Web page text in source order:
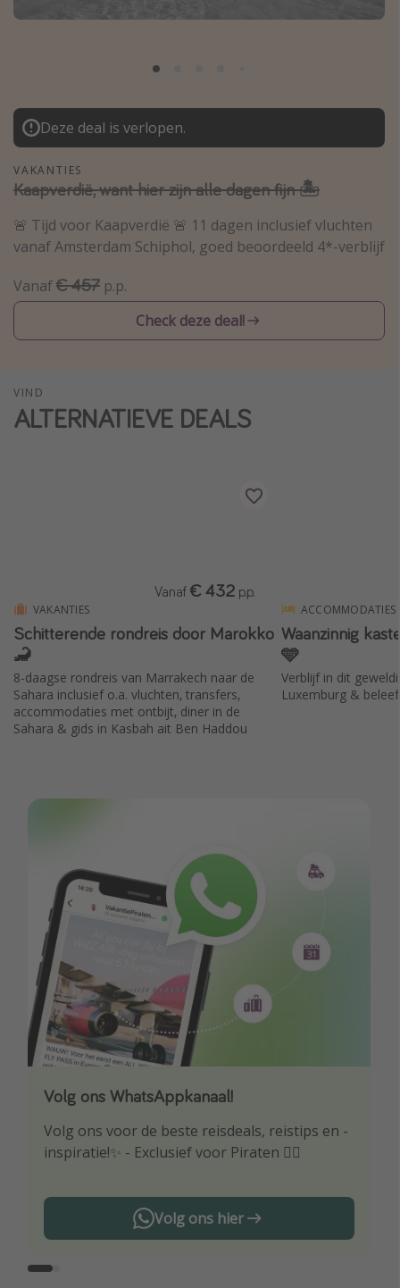
Thailand
Madeira
Egypte
Bali
Type vakantie
Overzicht
Weekendje weg
Autoverhuur
Vroegboeker
Vakantieparken
Single reizen
25 beste pretparken
Beste keukens ter wereld
Center Parcs
Disneyland Parijs
Strandvakantie in Italië
All inclusive vakantie in Griekenland
Deze deal is verlopen.
VAKANTIES
Kaapverdië, want hier zijn alle dagen fijn 🏝
🚨 Tijd voor Kaapverdië 🚨 11 dagen inclusief vluchten
vanaf Amsterdam Schiphol, goed beoordeeld 4*-verblijf
Vanaf€ 457 p.p.
Check deze deal!
VIND
ALTERNATIEVE DEALS
VAKANTIES
Schitterende rondreis door Marokko
🦂
8-daagse rondreis van Marrakech naar de
Sahara inclusief o.a. vluchten, transfers,
accommodaties met ontbijt, diner in de
Sahara & gids in Kasbah ait Ben Haddou
Vanaf € 432 p.p.
ACCOMMODATIES
Waanzinnig
🩵
Verblijf in dit
Luxemburg &
Volg ons WhatsAppkanaal!
Volg ons voor de beste reisdeals, reistips en -
inspiratie!✨ - Exclusief voor Piraten 🏴‍☠️
Volg ons hier
Download onze app
Wees als eerste op de hoogte van de beste
reisaanbiedingen